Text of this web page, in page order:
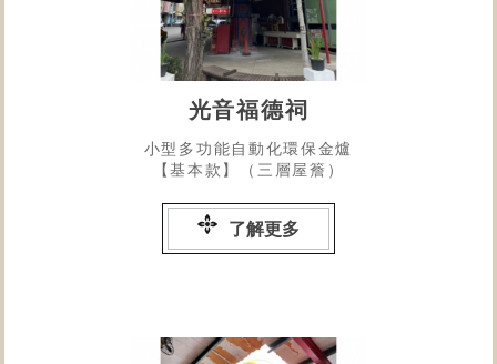
光音福德祠
小型多功能自動化環保金爐
【基本款】（三層屋簷）
了解更多